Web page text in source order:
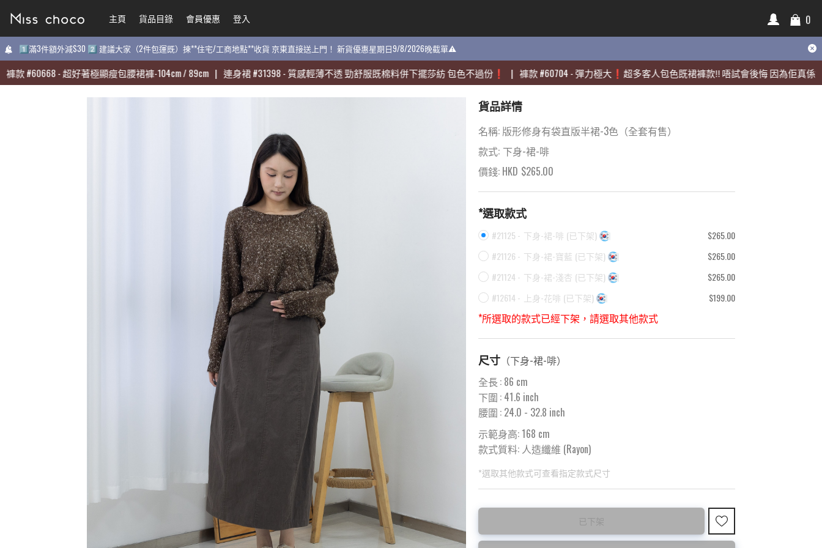
主頁 貨品目錄 會員優惠 登入 0
1️⃣滿3件額外減$30 2️⃣ 建議大家（2件包運既）揀**住宅/工商地點**收貨 京東直接送上門！ 新貨優惠星期日9/8/2026晚截單⚠️
#60668-超好著極顯瘦包腰裙褲-104cm / 89cm | 連身裙#31398-質感輕薄不透 勁舒服既棉料併下擺莎紡 包色不過份❗️ | 褲款 #60704-彈力極大❗️超多客人包色既裙褲款‼️ 唔試會後悔 因為佢真係好靚🫶🏻
主頁 貨品目錄 會員優惠 登入 0
1️⃣滿3件額外減$30 2️⃣ 建議大家（2件包運既）揀**住宅/工商地點**收貨 京東直接送上門！ 新貨優惠星期日9/8/2026晚截單⚠️
#60668-超好著極顯瘦包腰裙褲-104cm / 89cm | 連身裙#31398-質感輕薄不透 勁舒服既棉料併下擺莎紡 包色不過份❗️ | 褲款 #60704-彈力極大❗️超多客人包色既裙褲款‼️ 唔試會後悔 因為佢真係好靚🫶🏻
貨品詳情
名稱: 版形修身有袋直版半裙-3色（全套有售）
款式: 下身-裙-啡
價錢: HKD $265.00
*選取款式
#21125 - 下身-裙-啡 (已下架)
$265.00
#21126 - 下身-裙-寶藍 (已下架)
$265.00
#21124 - 下身-裙-淺杏 (已下架)
$265.00
#12614 - 上身-花啡 (已下架) $199.00
*所選取的款式已經下架，請選取其他款式
尺寸 （下身-裙-啡）
全長 : 86 cm
下圍 : 41.6 inch
腰圍 : 24.0 - 32.8 inch
示範身高: 168 cm
款式質料: 人造纖維 (Rayon)
*選取其他款式可查看指定款式尺寸
此為預購品
<預購款>因為韓國東大門8月暑假關係， 預購款會於8月18日
後才陸續返貨⚠️
此為減價貨品
特價品不設退換，購買前請先確認所列出的尺碼是否合適。
已下架